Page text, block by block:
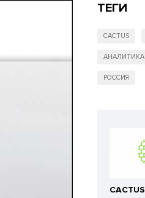
ТЕГИ
CACTUS
АНАЛИТИКА
РОССИЯ
CACTUS